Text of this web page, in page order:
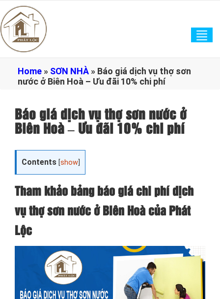
Home » SƠN NHÀ » Báo giá dịch vụ thợ sơn
nước ở Biên Hoà – Ưu đãi 10% chi phí
Báo giá dịch vụ thợ sơn nước ở
Biên Hoà – Ưu đãi 10% chi phí
Contents [show
Tham khảo bảng báo giá chi phí dịch
vụ thợ sơn nước ở Biên Hoà của Phát
Lộc